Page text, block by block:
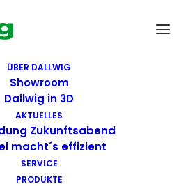
ÜBER DALLWIG
Showroom
Dallwig in 3D
AKTUELLES
Zukunftsabend
macht´s effizient
SERVICE
PRODUKTE